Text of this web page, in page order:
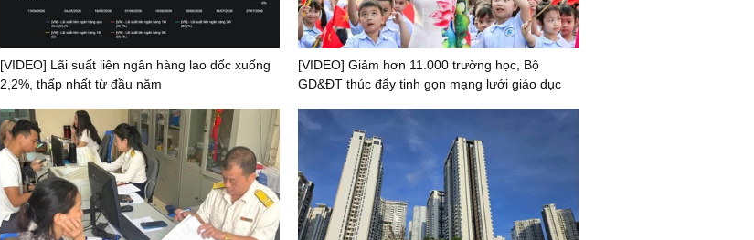
[VIDEO] Lãi suất liên ngân hàng lao dốc xuống
2,2%, thấp nhất từ đầu năm
[VIDEO] Giảm hơn 11.000 trường học, Bộ
GD&ĐT thúc đẩy tinh gọn mạng lưới giáo dục